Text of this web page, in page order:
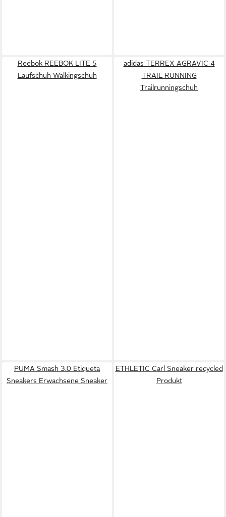
Reebok REEBOK LITE 5
Laufschuh Walkingschuh
adidas TERREX AGRAVIC 4
TRAIL RUNNING
Trailrunningschuh
PUMA Smash 3.0 Etiqueta
Sneakers Erwachsene Sneaker
ETHLETIC Carl Sneaker recycled
Produkt